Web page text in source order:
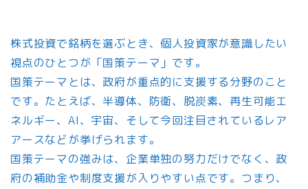
株式投資で銘柄を選ぶとき、個人投資家が意識したい
視点のひとつが「国策テーマ」です。
国策テーマとは、政府が重点的に支援する分野のこと
です。たとえば、半導体、防衛、脱炭素、再生可能エ
ネルギー、AI、宇宙、そして今回注目されているレア
アースなどが挙げられます。
国策テーマの強みは、企業単独の努力だけでなく、政
府の補助金や制度支援が入りやすい点です。つまり、